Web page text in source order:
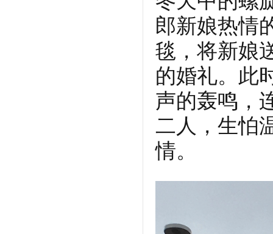
郎新娘热情
毯，将新娘
的婚礼。此
声的轰鸣，
二人，生怕
情。